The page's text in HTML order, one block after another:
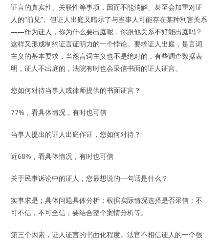
证言的真实性、关联性等事项，因而不能消解、甚至会加重对证
人的“前见”。但证人出庭又暗示了与当事人可能存在某种利害关系
——作为证人，你为什么要出庭呢，你跟他关系不好能出庭吗？
这样又形成制约证言证明力的一个悖论。要求证人出庭，是言词
主义的基本要求，当然言词主义也不是绝对的，有些调查数据表
明，证人不出庭的，法院有时也会采信书面的证人证言。
您如何对待当事人或律师提供的书面证言？
77%，看具体情况，有时也可信
当事人提出的证人出庭作证，您如何对待？
近68%，看具体情况，有时也可信
关于民事诉讼中的证人，您最想说的一句话是什么？
实事求是；具体问题具体分析；根据实际情况选择是否采信；不
可不信，不可全信；要结合整个案情分析等。
第三个因素，证人证言的书面化程度。法官不相信证人的一个很